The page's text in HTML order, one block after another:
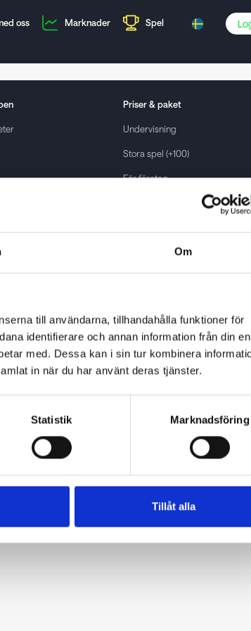
Om
till användarna, tillhandahålla funktioner för
identifierare och annan information från din
med. Dessa kan i sin tur kombinera
in när du har använt deras tjänster.
Statistik Marknadsföring
Tillåt alla
oss Marknader Spel
Priser & paket
Undervisning
Stora spel (+100)
För företag